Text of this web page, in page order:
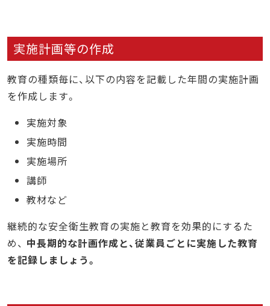
実施計画等の作成
教育の種類毎に、以下の内容を記載した年間の実施計画
を作成します。
実施対象
実施時間
実施場所
講師
教材など
継続的な安全衛生教育の実施と教育を効果的にするた
め、 中長期的な計画作成と、従業員ごとに実施した教育
を記録しましょう。